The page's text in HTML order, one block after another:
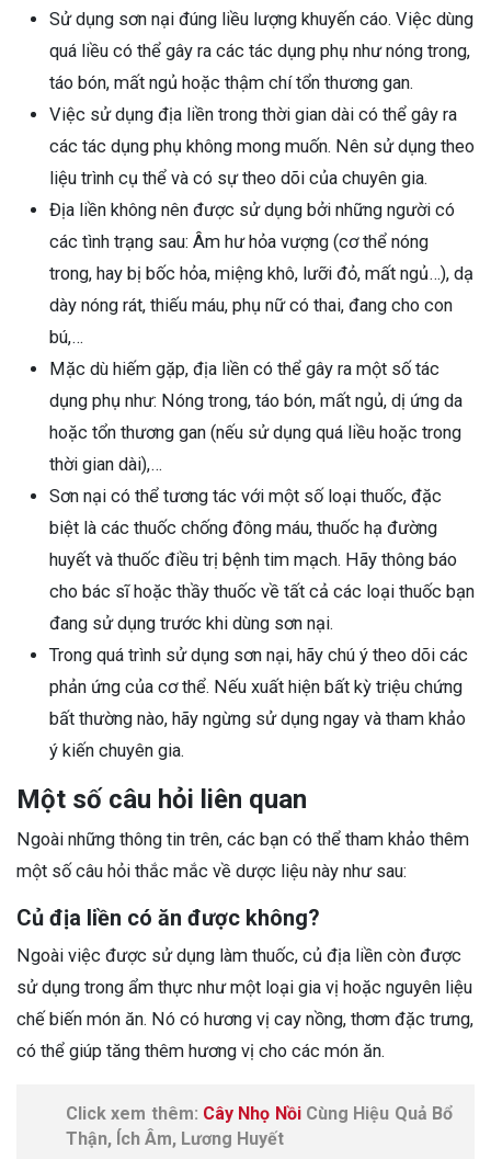
Sử dụng sơn nại đúng liều lượng khuyến cáo. Việc dùng
quá liều có thể gây ra các tác dụng phụ như nóng trong,
táo bón, mất ngủ hoặc thậm chí tổn thương gan.
Việc sử dụng địa liền trong thời gian dài có thể gây ra
các tác dụng phụ không mong muốn. Nên sử dụng theo
liệu trình cụ thể và có sự theo dõi của chuyên gia.
Địa liền không nên được sử dụng bởi những người có
các tình trạng sau: Âm hư hỏa vượng (cơ thể nóng
trong, hay bị bốc hỏa, miệng khô, lưỡi đỏ, mất ngủ…), dạ
dày nóng rát, thiếu máu, phụ nữ có thai, đang cho con
bú,…
Mặc dù hiếm gặp, địa liền có thể gây ra một số tác
dụng phụ như: Nóng trong, táo bón, mất ngủ, dị ứng da
hoặc tổn thương gan (nếu sử dụng quá liều hoặc trong
thời gian dài),…
Sơn nại có thể tương tác với một số loại thuốc, đặc
biệt là các thuốc chống đông máu, thuốc hạ đường
huyết và thuốc điều trị bệnh tim mạch. Hãy thông báo
cho bác sĩ hoặc thầy thuốc về tất cả các loại thuốc bạn
đang sử dụng trước khi dùng sơn nại.
Trong quá trình sử dụng sơn nại, hãy chú ý theo dõi các
phản ứng của cơ thể. Nếu xuất hiện bất kỳ triệu chứng
bất thường nào, hãy ngừng sử dụng ngay và tham khảo
ý kiến chuyên gia.
Một số câu hỏi liên quan
Ngoài những thông tin trên, các bạn có thể tham khảo thêm
một số câu hỏi thắc mắc về dược liệu này như sau:
Củ địa liền có ăn được không?
Ngoài việc được sử dụng làm thuốc, củ địa liền còn được
sử dụng trong ẩm thực như một loại gia vị hoặc nguyên liệu
chế biến món ăn. Nó có hương vị cay nồng, thơm đặc trưng,
có thể giúp tăng thêm hương vị cho các món ăn.
Click xem thêm: Cây Nhọ NồiCùng Hiệu Quả Bổ
Thận, Ích Âm, Lương Huyết